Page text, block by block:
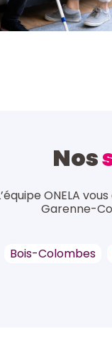
Nos
ONELA
Garenne-
Bois-Colombes